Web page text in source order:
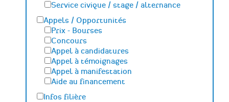
Service civique / stage / alternance
Appels / Opportunités
Prix - Bourses
Concours
Appel à candidatures
Appel à témoignages
Appel à manifestation
Aide au financement
Infos filière